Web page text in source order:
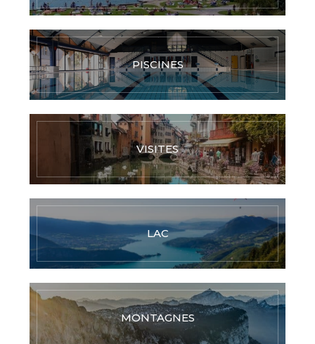
PISCINES
VISITES
LAC
MONTAGNES